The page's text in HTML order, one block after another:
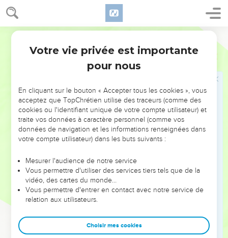
Matthieu 21
39 Et ils s’emparèrent de lui, le jetèrent hors de la vigne et le
tuèrent.
Maintenant, lorsque le maître de la vigne viendra, que
fera-t-il à ces vignerons ? »
Ils lui répondirent : « Il fera mourir misérablement ces
misérables et il louera la vigne à d'autres vignerons qui lui
donneront sa part de récolte au moment voulu. »
Jésus leur dit : « N'avez-vous jamais lu dans les Ecritures :
La pierre qu'ont rejetée ceux qui construisaient est devenue
la pierre angulaire ; c'est l’œuvre du Seigneur, et c'est un
C'est pourquoi, je vous le dis, le royaume de Dieu vous
sera enlevé et sera donné à un peuple qui en produira les
fruits.
44
qui elle tombera sera écrasé. »
Après avoir entendu ses paraboles, les chefs des prêtres
Votre vie privée est importante
pour nous
En cliquant sur le bouton « Accepter tous les cookies », vous
acceptez que TopChrétien utilise des traceurs (comme des
cookies ou l'identifiant unique de votre compte utilisateur) et
traite vos données à caractère personnel (comme vos
données de navigation et les informations renseignées dans
votre compte utilisateur) dans les buts suivants :
Mesurer l'audience de notre service
Vous permettre d'utiliser des services tiers tels que de la
vidéo, des cartes du monde…
Vous permettre d'entrer en contact avec notre service de
relation aux utilisateurs.
Choisir mes cookies